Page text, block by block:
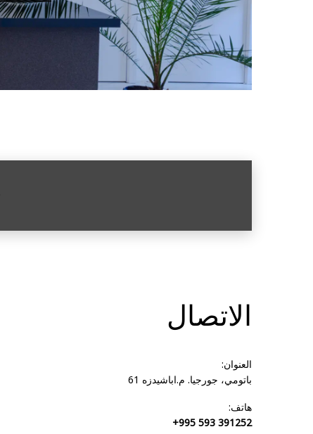
الاتصال
العنوان:
باتومي، جورجيا. م.اباشيدزه 61
هاتف:
+995 593 391252